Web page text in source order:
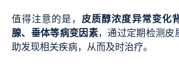
值得注意的是，皮质醇浓度异常变化
腺、垂体等病变因素，通过定期检测
助发现相关疾病，从而及时治疗。